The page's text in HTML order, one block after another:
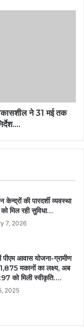
ने 31 मई तक
केन्द्रों की पारदर्शी व्यवस्था
मिल रही सुविधा…
7, 2026
आवास योजना-ग्रामीण
मकानों का लक्ष्य, अब
को मिली स्वीकृति….
2025